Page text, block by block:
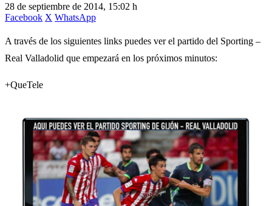
28 de septiembre de 2014, 15:02 h
Facebook X WhatsApp
A través de los siguientes links puedes ver el partido del Sporting –
Real Valladolid que empezará en los próximos minutos:
+QueTele